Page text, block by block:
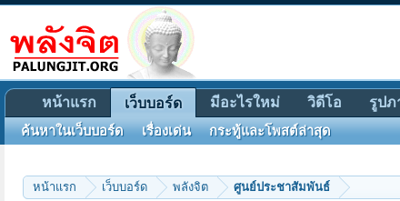
หน้าแรก เว็บบอร์ด พลังจิต ศูนย์ประชาสัมพันธ์
หน้าแรก เว็บบอร์ด
ค้นหาในเว็บบอร์ด เรื่องเด่น กระทู้และโพสต์ล่าสุด
มีอะไรใหม่ วิดีโอ รูปภ